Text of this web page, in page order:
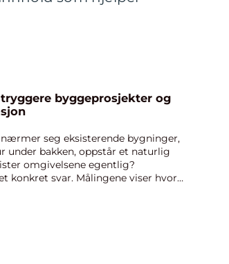
seg eksisterende bygninger,
under bakken, oppstår et naturlig
omgivelsene egentlig?
konkret svar. Målingene viser hvor